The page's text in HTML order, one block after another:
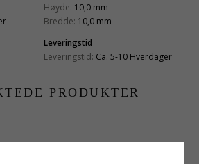
Høyde: 10,0 mm
Bredde: 10,0 mm
Leveringstid
Leveringstid: Ca. 5-10 Hverdager
PRODUKTER